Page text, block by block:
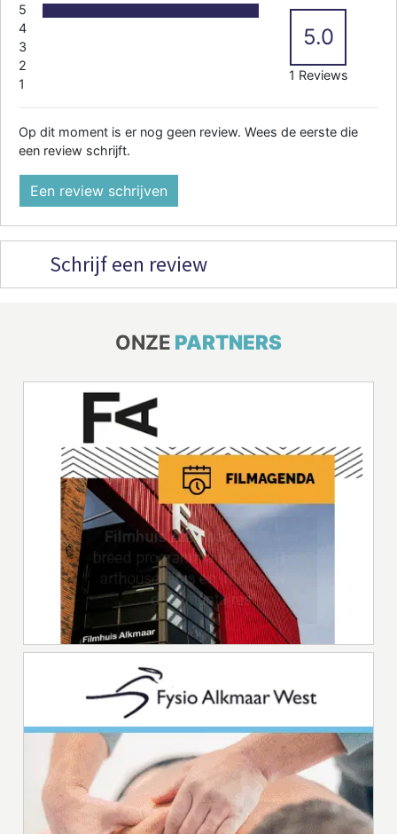
5
4
3
2
1
5.0
1 Reviews
Op dit moment is er nog geen review. Wees de eerste die
een review schrijft.
Een review schrijven
Schrijf een review
ONZE PARTNERS